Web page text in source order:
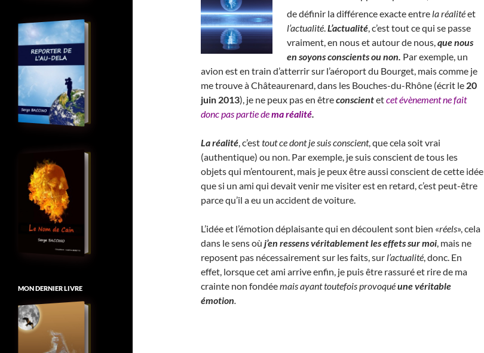
de définir la différence exacte entre laréalitéet
l’actualité.L’actualité, c’est tout ce qui se passe
vraiment, en nous et autour de nous,que nous
en soyons conscients ou non. Par exemple, un
avion est en train d’atterrir sur l’aéroport du Bourget, mais comme je
me trouve à Châteaurenard, dans les Bouches-du-Rhône (écrit le 20
juin 2013), je ne peux pas en êtreconscientetcet évènement ne fait
donc pas partie dema réalité.
La réalité, c’esttout ce dont je suis conscient, que cela soit vrai
(authentique) ou non. Par exemple, je suis conscient de tous les
objets qui m’entourent, mais je peux être aussi conscient de cette idée
que si un ami qui devait venir me visiter est en retard, c’est peut-être
parce qu’il a eu un accident de voiture.
L’idée et l’émotion déplaisante qui en découlent sont bien «réels», cela
dans le sens où j’en ressens véritablement les effets sur moi, mais ne
reposent pas nécessairement sur les faits, sur l’actualité, donc. En
effet, lorsque cet ami arrive enfin, je puis être rassuré et rire de ma
crainte non fondéemais ayant toutefois provoquéunevéritable
émotion.
MON DERNIER LIVRE